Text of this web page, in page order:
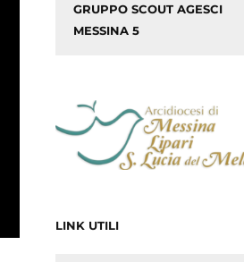
GRUPPO SCOUT AGESCI
MESSINA 5
LINK UTILI